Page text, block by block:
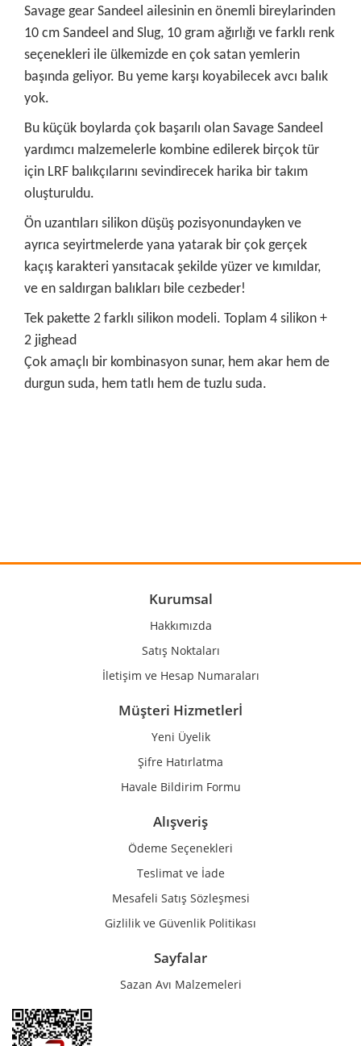
Savage gear Sandeel ailesinin en önemli bireylarinden
10 cm Sandeel and Slug, 10 gram ağırlığı ve farklı renk
seçenekleri ile ülkemizde en çok satan yemlerin
başında geliyor. Bu yeme karşı koyabilecek avcı balık
yok.
Bu küçük boylarda çok başarılı olan Savage Sandeel
yardımcı malzemelerle kombine edilerek birçok tür
için LRF balıkçılarını sevindirecek harika bir takım
oluşturuldu.
Ön uzantıları silikon düşüş pozisyonundayken ve
ayrıca seyirtmelerde yana yatarak bir çok gerçek
kaçış karakteri yansıtacak şekilde yüzer ve kımıldar,
ve en saldırgan balıkları bile cezbeder!
Tek pakette 2 farklı silikon modeli. Toplam 4 silikon +
2 jighead
Çok amaçlı bir kombinasyon sunar, hem akar hem de
durgun suda, hem tatlı hem de tuzlu suda.
Ürün açıklamasında eksik bilgiler bulunuyor.
Ürün bilgilerinde hatalar bulunuyor.
Gönder
Kurumsal
Hakkımızda
Satış Noktaları
İletişim ve Hesap Numaraları
Müşteri Hizmetlerİ
Yeni Üyelik
Şifre Hatırlatma
Havale Bildirim Formu
Alışveriş
Ödeme Seçenekleri
Teslimat ve İade
Mesafeli Satış Sözleşmesi
Gizlilik ve Güvenlik Politikası
Sayfalar
Sazan Avı Malzemeleri